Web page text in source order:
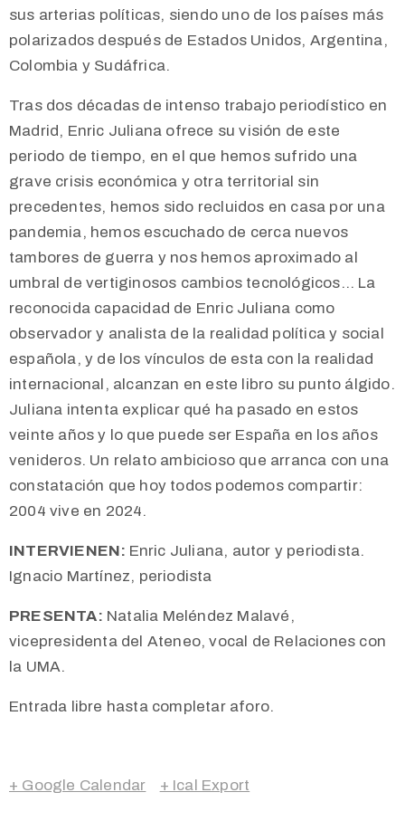
sus arterias políticas, siendo uno de los países más
polarizados después de Estados Unidos, Argentina,
Colombia y Sudáfrica.
Tras dos décadas de intenso trabajo periodístico en
Madrid, Enric Juliana ofrece su visión de este
periodo de tiempo, en el que hemos sufrido una
grave crisis económica y otra territorial sin
precedentes, hemos sido recluidos en casa por una
pandemia, hemos escuchado de cerca nuevos
tambores de guerra y nos hemos aproximado al
umbral de vertiginosos cambios tecnológicos… La
reconocida capacidad de Enric Juliana como
observador y analista de la realidad política y social
española, y de los vínculos de esta con la realidad
internacional, alcanzan en este libro su punto álgido.
Juliana intenta explicar qué ha pasado en estos
veinte años y lo que puede ser España en los años
venideros. Un relato ambicioso que arranca con una
constatación que hoy todos podemos compartir:
2004 vive en 2024.
INTERVIENEN: Enric Juliana, autor y periodista.
Ignacio Martínez, periodista
PRESENTA: Natalia Meléndez Malavé,
vicepresidenta del Ateneo, vocal de Relaciones con
la UMA.
Entrada libre hasta completar aforo.
+ Google Calendar + Ical Export